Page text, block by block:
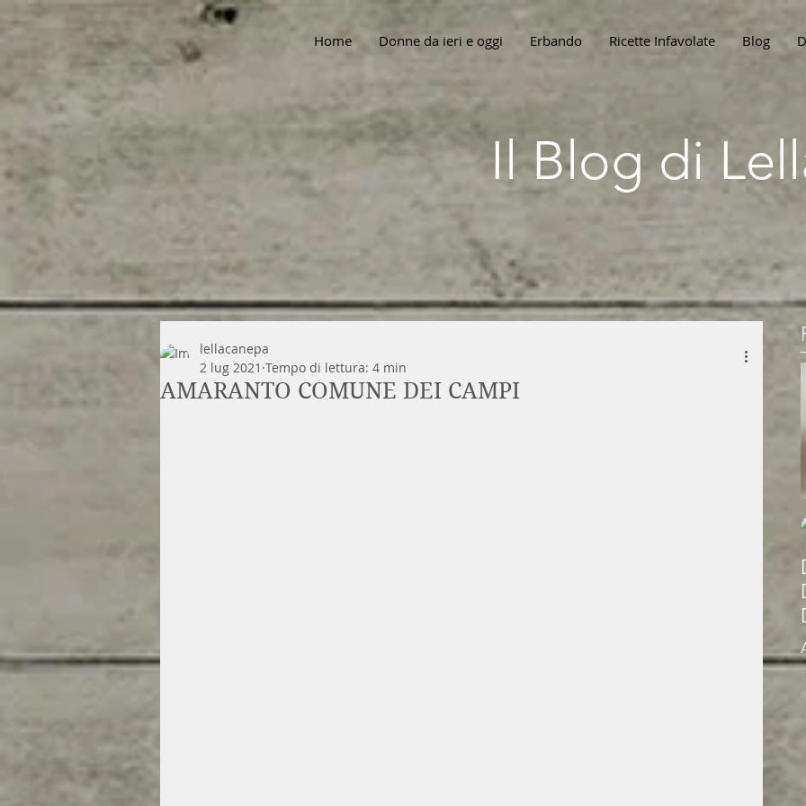
Home Donne da ieri e oggi Erbando Ricette Infavolate Blog
Il Blog di
AMARANTO COMUNE DEI CAMPI
lellacanepa
2 lug 2021 Tempo di lettura: 4 min